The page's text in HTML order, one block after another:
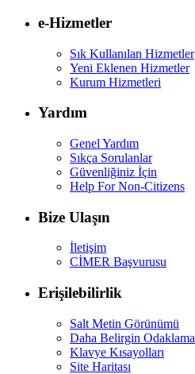
e-Hizmetler
Sık Kullanılan Hizmetler
Yeni Eklenen Hizmetler
Kurum Hizmetleri
Yardım
Genel Yardım
Sıkça Sorulanlar
Güvenliğiniz İçin
Help For Non-Citizens
Bize Ulaşın
İletişim
CİMER Başvurusu
Erişilebilirlik
Salt Metin Görünümü
Daha Belirgin Odaklama
Klavye Kısayolları
Site Haritası